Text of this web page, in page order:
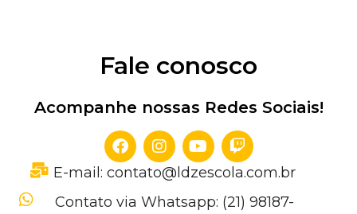
Fale conosco
Acompanhe nossas Redes Sociais!
E-mail: contato@ldzescola.com.br
Contato via Whatsapp: (21) 98187-